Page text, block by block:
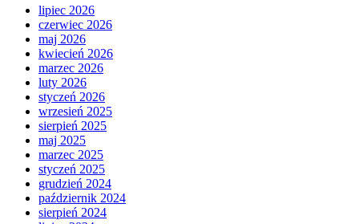
lipiec 2026
czerwiec 2026
maj 2026
kwiecień 2026
marzec 2026
luty 2026
styczeń 2026
wrzesień 2025
sierpień 2025
maj 2025
marzec 2025
styczeń 2025
grudzień 2024
październik 2024
sierpień 2024